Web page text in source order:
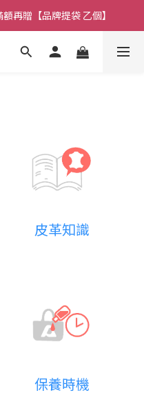
免運費！
再贈【品牌提袋 乙個】
免運費！
皮革知識
保養時機